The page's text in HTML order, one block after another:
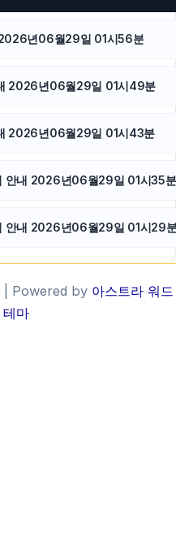
년06월29일 01시56분
2026년06월29일 01시49분
2026년06월29일 01시43분
안내 2026년06월29일 01시35분
안내 2026년06월29일 01시29
Powered by 아스트라 워드
테마